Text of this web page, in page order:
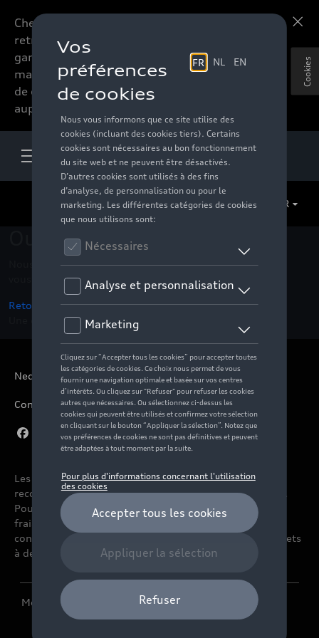
Chers accessoires-lovers,
retrouvez dorénavant toute la
gamme d’accessoires de votre
marque préférée sous forme
de catalogue à commander
auprès de votre distributeur.
FR
Oups !
Nous ne pouvons pas trouver la page, l'information que
vous recherchez
Retour à la homepage
Une question ? Contactez-nous
Nederlands
Conditions de vente
Les prix affichés sur le présent site sont des prix
recommandés (TVAc), hors éventuels frais de montage.
Pour connaitre le prix de vente actuel et les éventuels
frais de montage, veuillez contacter votre
concessionnaire/agent. Les prix recommandés sont sujets
à des changements sans préavis.
Mentions légales Cookie Policy
Cookies